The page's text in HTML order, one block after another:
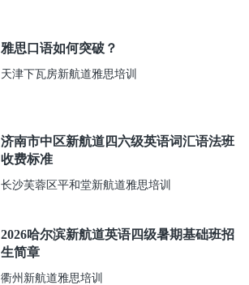
雅思口语如何突破？
天津下瓦房新航道雅思培训
济南市中区新航道四六级英语词汇语法班
收费标准
长沙芙蓉区平和堂新航道雅思培训
2026哈尔滨新航道英语四级暑期基础班招
生简章
衢州新航道雅思培训